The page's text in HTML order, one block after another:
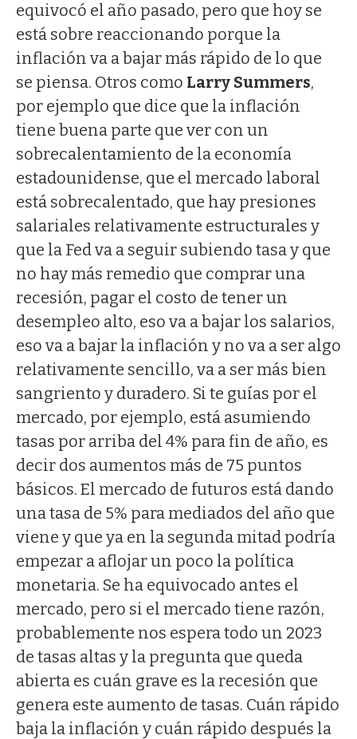
equivocó el año pasado, pero que hoy se
está sobre reaccionando porque la
inflación va a bajar más rápido de lo que
se piensa. Otros como Larry Summers,
por ejemplo que dice que la inflación
tiene buena parte que ver con un
sobrecalentamiento de la economía
estadounidense, que el mercado laboral
está sobrecalentado, que hay presiones
salariales relativamente estructurales y
que la Fed va a seguir subiendo tasa y que
no hay más remedio que comprar una
recesión, pagar el costo de tener un
desempleo alto, eso va a bajar los salarios,
eso va a bajar la inflación y no va a ser algo
relativamente sencillo, va a ser más bien
sangriento y duradero. Si te guías por el
mercado, por ejemplo, está asumiendo
tasas por arriba del 4% para fin de año, es
decir dos aumentos más de 75 puntos
básicos. El mercado de futuros está dando
una tasa de 5% para mediados del año que
viene y que ya en la segunda mitad podría
empezar a aflojar un poco la política
monetaria. Se ha equivocado antes el
mercado, pero si el mercado tiene razón,
probablemente nos espera todo un 2023
de tasas altas y la pregunta que queda
abierta es cuán grave es la recesión que
genera este aumento de tasas. Cuán rápido
baja la inflación y cuán rápido después la